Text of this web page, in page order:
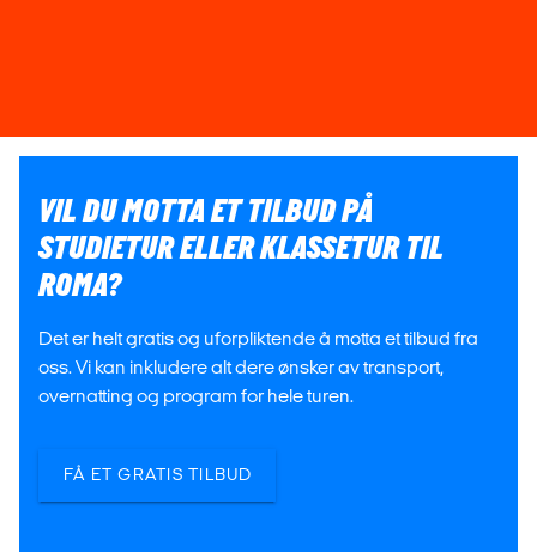
VIL DU MOTTA ET TILBUD PÅ
STUDIETUR ELLER KLASSETUR TIL
ROMA?
Det er helt gratis og uforpliktende å motta et tilbud fra
oss. Vi kan inkludere alt dere ønsker av transport,
overnatting og program for hele turen.
FÅ ET GRATIS TILBUD